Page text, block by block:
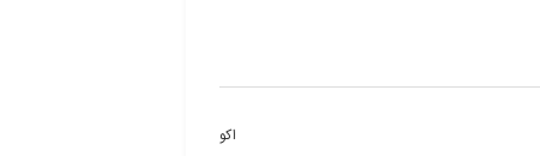
اکو